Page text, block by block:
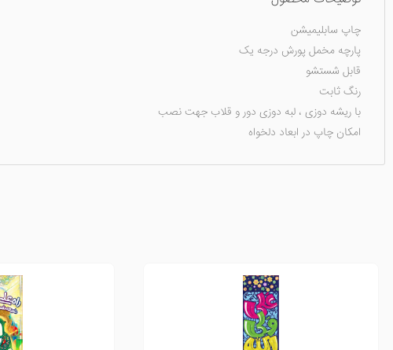
چاپ سابلیمیشن
پارچه مخمل پورش درجه یک
قابل شستشو
رنگ ثابت
با ریشه دوزی ، لبه دوزی دور و قلاب جهت نصب
امکان چاپ در ابعاد دلخواه